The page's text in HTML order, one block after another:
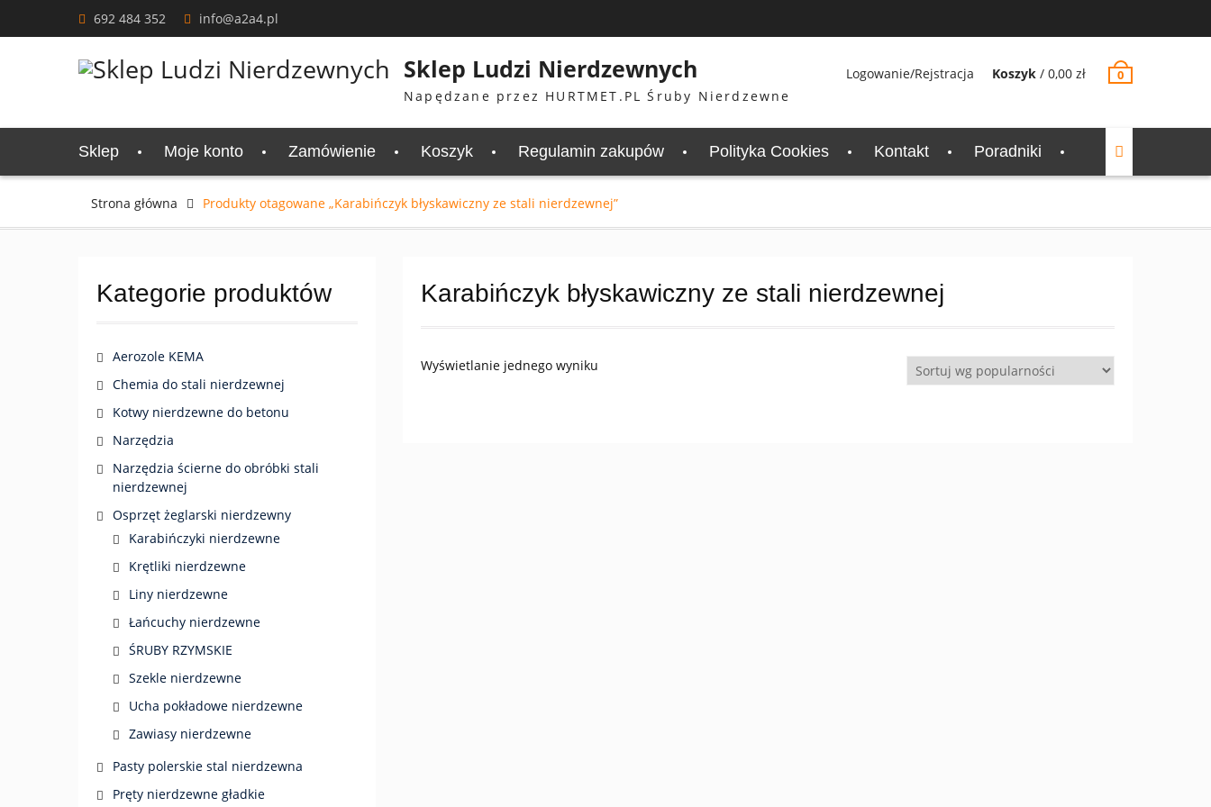
692 484 352 info@a2a4.pl
Sklep Ludzi Nierdzewnych
Napędzane przez HURTMET.PL Śruby Nierdzewne
Logowanie/Rejstracja Koszyk / 0,00 zł 0
Sklep Moje konto Zamówienie Koszyk Regulamin zakupów Polityka Cookies Kontakt Poradniki
Strona główna Produkty otagowane „Karabińczyk błyskawiczny ze stali nierdzewnej”
Karabińczyk błyskawiczny ze stali nierdzewnej
Wyświetlanie jednego wyniku
Kategorie produktów
Aerozole KEMA
Chemia do stali nierdzewnej
Kotwy nierdzewne do betonu
Narzędzia
Narzędzia ścierne do obróbki stali
nierdzewnej
Osprzęt żeglarski nierdzewny
Karabińczyki nierdzewne
Krętliki nierdzewne
Liny nierdzewne
Łańcuchy nierdzewne
ŚRUBY RZYMSKIE
Szekle nierdzewne
Ucha pokładowe nierdzewne
Zawiasy nierdzewne
Pasty polerskie stal nierdzewna
Pręty nierdzewne gładkie